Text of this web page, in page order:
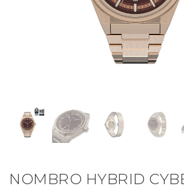
NOMBRO HYBRID